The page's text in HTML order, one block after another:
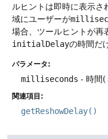
ルヒントは即時に表示さ
域にユーザーが
場合、ツールヒントが再
initialDelayの時間だ
パラメータ:
milliseconds - 時間(
関連項目:
getReshowDelay()